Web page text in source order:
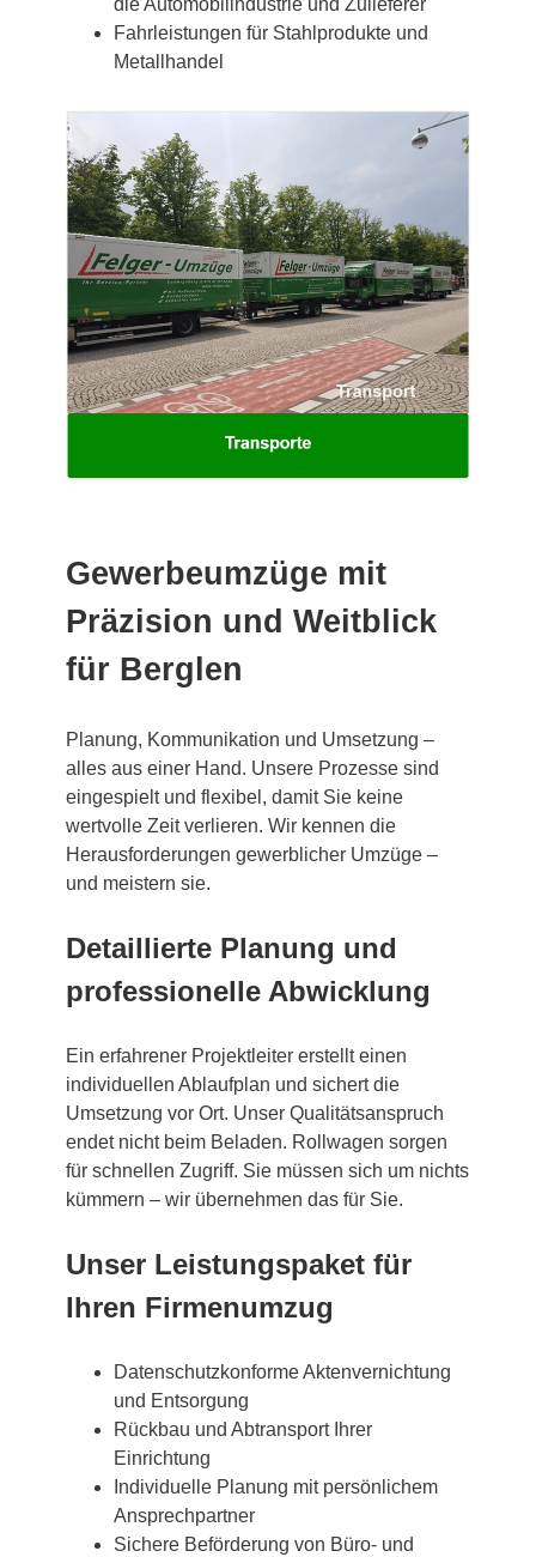
die Automobilindustrie und Zulieferer
Fahrleistungen für Stahlprodukte und
Metallhandel
Gewerbeumzüge mit
Präzision und Weitblick
für Berglen
Planung, Kommunikation und Umsetzung –
alles aus einer Hand. Unsere Prozesse sind
eingespielt und flexibel, damit Sie keine
wertvolle Zeit verlieren. Wir kennen die
Herausforderungen gewerblicher Umzüge –
und meistern sie.
Detaillierte Planung und
professionelle Abwicklung
Ein erfahrener Projektleiter erstellt einen
individuellen Ablaufplan und sichert die
Umsetzung vor Ort. Unser Qualitätsanspruch
endet nicht beim Beladen. Rollwagen sorgen
für schnellen Zugriff. Sie müssen sich um nichts
kümmern – wir übernehmen das für Sie.
Unser Leistungspaket für
Ihren Firmenumzug
Datenschutzkonforme Aktenvernichtung
und Entsorgung
Rückbau und Abtransport Ihrer
Einrichtung
Individuelle Planung mit persönlichem
Ansprechpartner
Sichere Beförderung von Büro- und